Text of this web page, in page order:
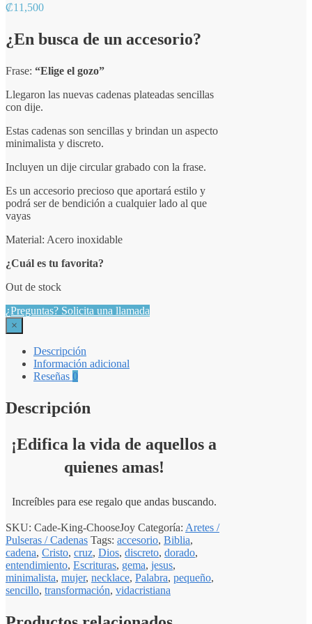
₡11,500
¿En busca de un accesorio?
Frase: “Elige el gozo”
Llegaron las nuevas cadenas plateadas sencillas
con dije.
Estas cadenas son sencillas y brindan un aspecto
minimalista y discreto.
Incluyen un dije circular grabado con la frase.
Es un accesorio precioso que aportará estilo y
podrá ser de bendición a cualquier lado al que
vayas
Material: Acero inoxidable
¿Cuál es tu favorita?
Out de stock
¿Preguntas? Solicita una llamada
×
Descripción
Información adicional
Reseñas 0
Descripción
¡Edifica la vida de aquellos a
quienes amas!
Increíbles para ese regalo que andas buscando.
SKU: Cade-King-ChooseJoy Categoría: Aretes /
Pulseras / Cadenas Tags: accesorio, Biblia,
cadena, Cristo, cruz, Dios, discreto, dorado,
entendimiento, Escrituras, gema, jesus,
minimalista, mujer, necklace, Palabra, pequeño,
sencillo, transformación, vidacristiana